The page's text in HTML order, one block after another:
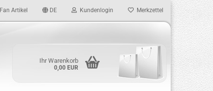
Fan Artikel DE Kundenlogin Merkzettel
Ihr Warenkorb
0,00 EUR